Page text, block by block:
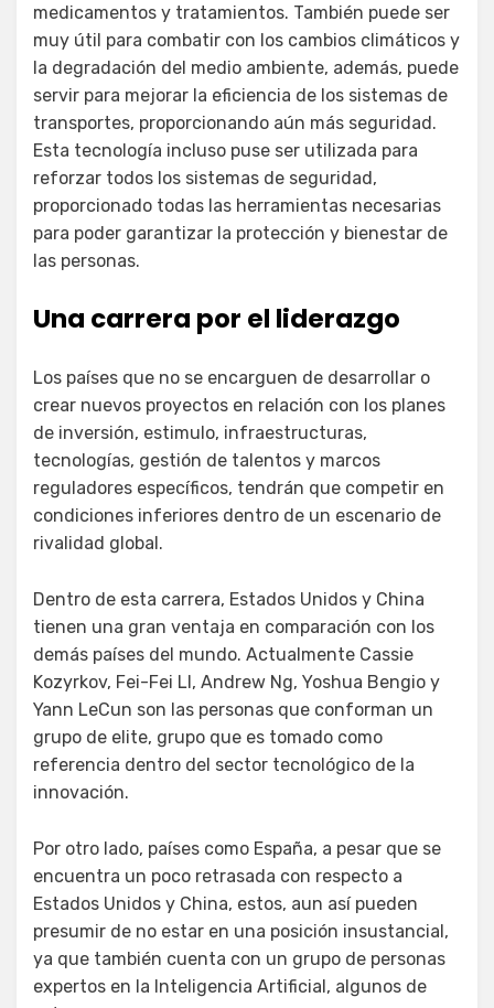
medicamentos y tratamientos. También puede ser
muy útil para combatir con los cambios climáticos y
la degradación del medio ambiente, además, puede
servir para mejorar la eficiencia de los sistemas de
transportes, proporcionando aún más seguridad.
Esta tecnología incluso puse ser utilizada para
reforzar todos los sistemas de seguridad,
proporcionado todas las herramientas necesarias
para poder garantizar la protección y bienestar de
las personas.
Una carrera por el liderazgo
Los países que no se encarguen de desarrollar o
crear nuevos proyectos en relación con los planes
de inversión, estimulo, infraestructuras,
tecnologías, gestión de talentos y marcos
reguladores específicos, tendrán que competir en
condiciones inferiores dentro de un escenario de
rivalidad global.
Dentro de esta carrera, Estados Unidos y China
tienen una gran ventaja en comparación con los
demás países del mundo. Actualmente Cassie
Kozyrkov, Fei-Fei LI, Andrew Ng, Yoshua Bengio y
Yann LeCun son las personas que conforman un
grupo de elite, grupo que es tomado como
referencia dentro del sector tecnológico de la
innovación.
Por otro lado, países como España, a pesar que se
encuentra un poco retrasada con respecto a
Estados Unidos y China, estos, aun así pueden
presumir de no estar en una posición insustancial,
ya que también cuenta con un grupo de personas
expertos en la Inteligencia Artificial, algunos de